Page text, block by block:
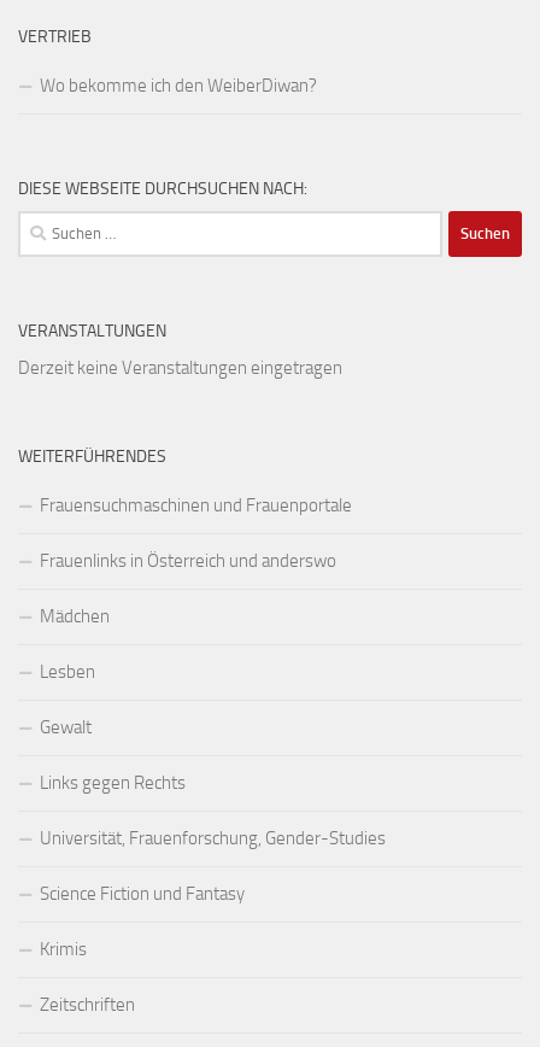
VERTRIEB
Wo bekomme ich den WeiberDiwan?
DIESE WEBSEITE DURCHSUCHEN NACH:
Suchen
nach:
VERANSTALTUNGEN
Derzeit keine Veranstaltungen eingetragen
WEITERFÜHRENDES
Frauensuchmaschinen und Frauenportale
Frauenlinks in Österreich und anderswo
Mädchen
Lesben
Gewalt
Links gegen Rechts
Universität, Frauenforschung, Gender-Studies
Science Fiction und Fantasy
Krimis
Zeitschriften